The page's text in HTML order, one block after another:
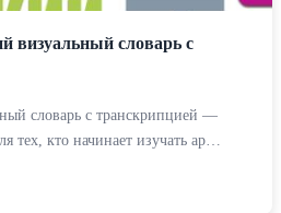
визуальный словарь с
словарь с транскрипцией —
тех, кто начинает изучать ар…